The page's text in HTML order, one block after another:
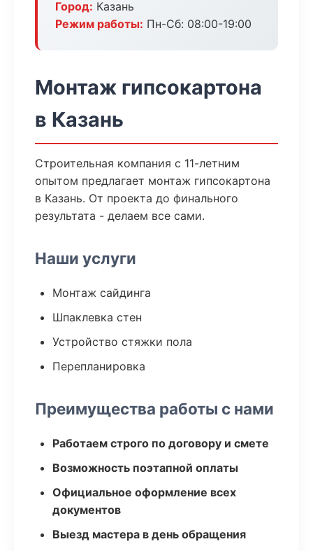
Город: Казань
Режим работы: Пн-Сб: 08:00-19:00
Монтаж гипсокартона
в Казань
Строительная компания с 11-летним
опытом предлагает монтаж гипсокартона
в Казань. От проекта до финального
результата - делаем все сами.
Наши услуги
Монтаж сайдинга
Шпаклевка стен
Устройство стяжки пола
Перепланировка
Преимущества работы с нами
Работаем строго по договору и смете
Возможность поэтапной оплаты
Официальное оформление всех
документов
Выезд мастера в день обращения